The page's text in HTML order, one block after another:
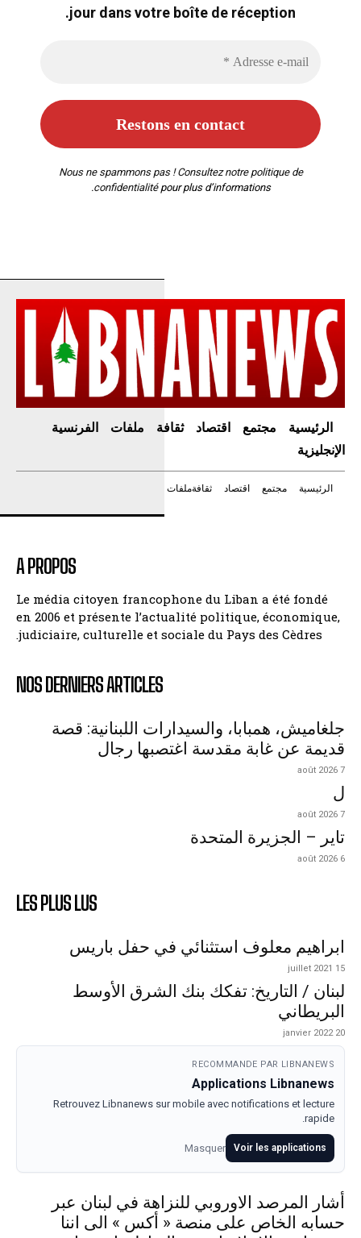
jour dans votre boîte de réception.
Nous ne spammons pas ! Consultez notre politique de
confidentialitépour plus d’informations.
الرئيسية مجتمع اقتصاد ثقافة ملفات
الفرنسية
الإنجليزية
الرئيسية مجتمع اقتصاد ثقافةملفات
A PROPOS
Le média citoyen francophone du Liban a été fondé
en 2006 et présente l’actualité politique, économique,
judiciaire, culturelle et sociale du Pays des Cèdres.
NOS DERNIERS ARTICLES
جلغاميش، همبابا، والسيدارات اللبنانية: قصة
قديمة عن غابة مقدسة اغتصبها رجال
7 août 2026
ل
7 août 2026
تاير – الجزيرة المتحدة
6 août 2026
LES PLUS LUS
ابراهيم معلوف استثنائي في حفل باريس
15 juillet 2021
لبنان / التاريخ: تفكك بنك الشرق الأوسط
البريطاني
20 janvier 2022
RECOMMANDE PAR LIBNANEWS
Applications Libnanews
Retrouvez Libnanews sur mobile avec notifications et lecture
rapide.
Voir les applications
Masquer
أشار المرصد الاوروبي للنزاهة في لبنان عبر
حسابه الخاص على منصة « أكس » الى اننا